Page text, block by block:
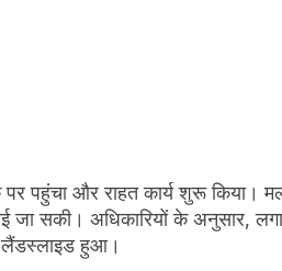
पहुंचा और राहत कार्य शुरू किया।
जा सकी। अधिकारियों के अनुसार,
हुआ।